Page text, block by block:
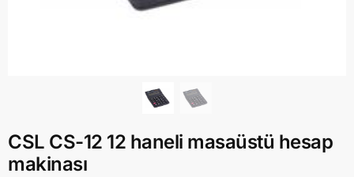
CSL CS-12 12 haneli masaüstü hesap
makinası